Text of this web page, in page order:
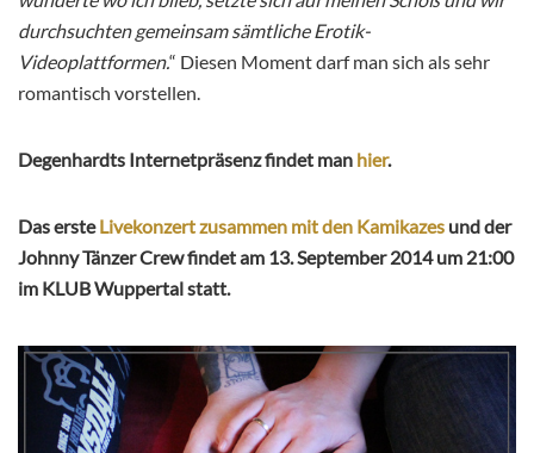
durchsuchten gemeinsam sämtliche Erotik-
Videoplattformen.“ Diesen Moment darf man sich als sehr
romantisch vorstellen.
Degenhardts Internetpräsenz findet man hier.
Das ersteLivekonzert zusammen mit den Kamikazes und der
Johnny Tänzer Crew findet am 13. September 2014 um 21:00
im KLUB Wuppertal statt.